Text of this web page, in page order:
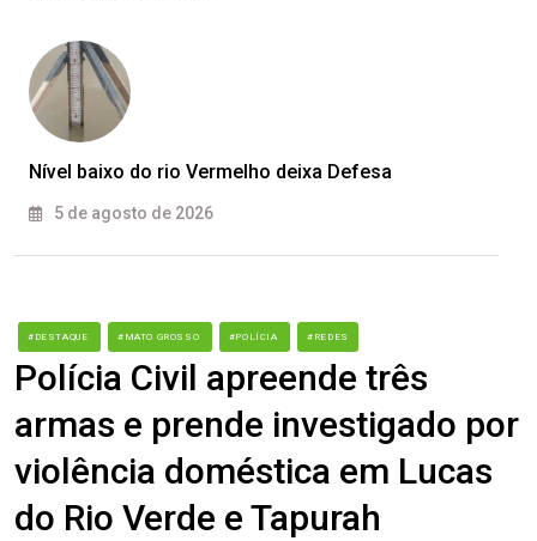
Nível baixo do rio Vermelho deixa Defesa
5 de agosto de 2026
#DESTAQUE #MATO GROSSO #POLÍCIA #REDES
Polícia Civil apreende três
armas e prende investigado por
violência doméstica em Lucas
do Rio Verde e Tapurah